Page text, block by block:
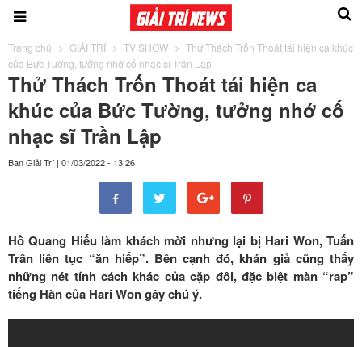
Trang chủ GIẢI TRÍ TV SHOW
Thử Thách Trốn Thoát tái hiện ca khúc
của Bức Tường, tưởng nhớ cố nhạc sĩ Trần Lập
Thử Thách Trốn Thoát tái hiện ca
khúc của Bức Tường, tưởng nhớ cố
nhạc sĩ Trần Lập
Ban Giải Trí | 01/03/2022 - 13:26
Hồ Quang Hiếu làm khách mời nhưng lại bị Hari Won, Tuấn
Trần liên tục “ăn hiếp”. Bên cạnh đó, khán giả cũng thấy
những nét tính cách khác của cặp đôi, đặc biệt màn “rap”
tiếng Hàn của Hari Won gây chú ý.